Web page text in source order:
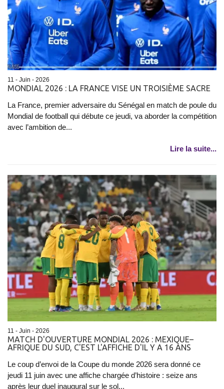
11 - Juin - 2026
MONDIAL 2026 : LA FRANCE VISE UN TROISIÈME SACRE
La France, premier adversaire du Sénégal en match de poule du
Mondial de football qui débute ce jeudi, va aborder la compétition
avec l’ambition de...
Lire la suite...
11 - Juin - 2026
MATCH D'OUVERTURE MONDIAL 2026 : MEXIQUE–
AFRIQUE DU SUD, C'EST L'AFFICHE D'IL Y A 16 ANS
Le coup d’envoi de la Coupe du monde 2026 sera donné ce
jeudi 11 juin avec une affiche chargée d’histoire : seize ans
après leur duel inaugural sur le sol...